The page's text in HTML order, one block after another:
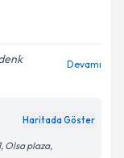
Devamı
Haritada Göster
Olsa plaza,